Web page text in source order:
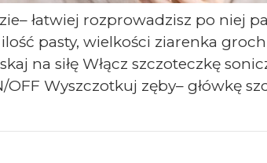
łatwiej rozprowadzisz po niej
pasty, wielkości ziarenka
na siłę Włącz szczoteczkę
Wyszczotkuj zęby– główkę